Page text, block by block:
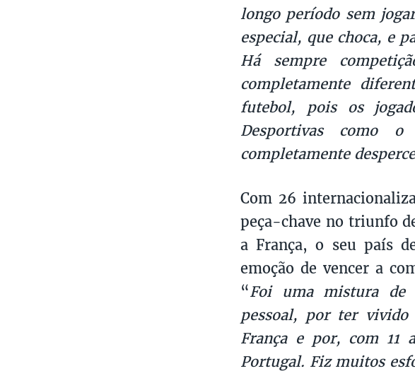
longo período sem jogar
especial, que choca, e
Há sempre
completamente
futebol, pois os
Desportivas como
completamente
Com 26
peça-chave no triunfo
a França, o seu país
emoção de vencer a
“Foi uma mistura de
pessoal, por ter
França e por, com 11
Portugal. Fiz muitos